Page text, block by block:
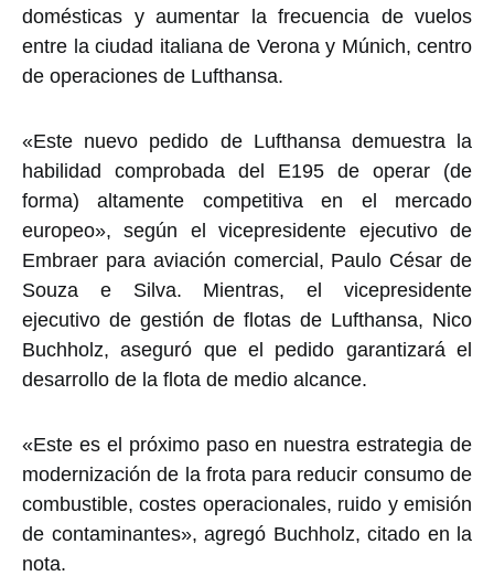
domésticas y aumentar la frecuencia de vuelos
entre la ciudad italiana de Verona y Múnich, centro
de operaciones de Lufthansa.
«Este nuevo pedido de Lufthansa demuestra la
habilidad comprobada del E195 de operar (de
forma) altamente competitiva en el mercado
europeo», según el vicepresidente ejecutivo de
Embraer para aviación comercial, Paulo César de
Souza e Silva. Mientras, el vicepresidente
ejecutivo de gestión de flotas de Lufthansa, Nico
Buchholz, aseguró que el pedido garantizará el
desarrollo de la flota de medio alcance.
«Este es el próximo paso en nuestra estrategia de
modernización de la frota para reducir consumo de
combustible, costes operacionales, ruido y emisión
de contaminantes», agregó Buchholz, citado en la
nota.